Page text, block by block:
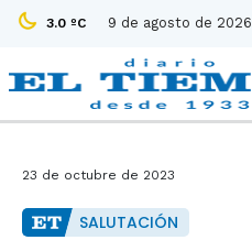
3.0 ºC 9 de agosto de 2026
23 de octubre de 2023
SALUTACIÓN